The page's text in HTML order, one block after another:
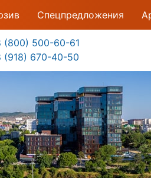
Спецпредложения
(800) 500-60-61
(918) 670-40-50